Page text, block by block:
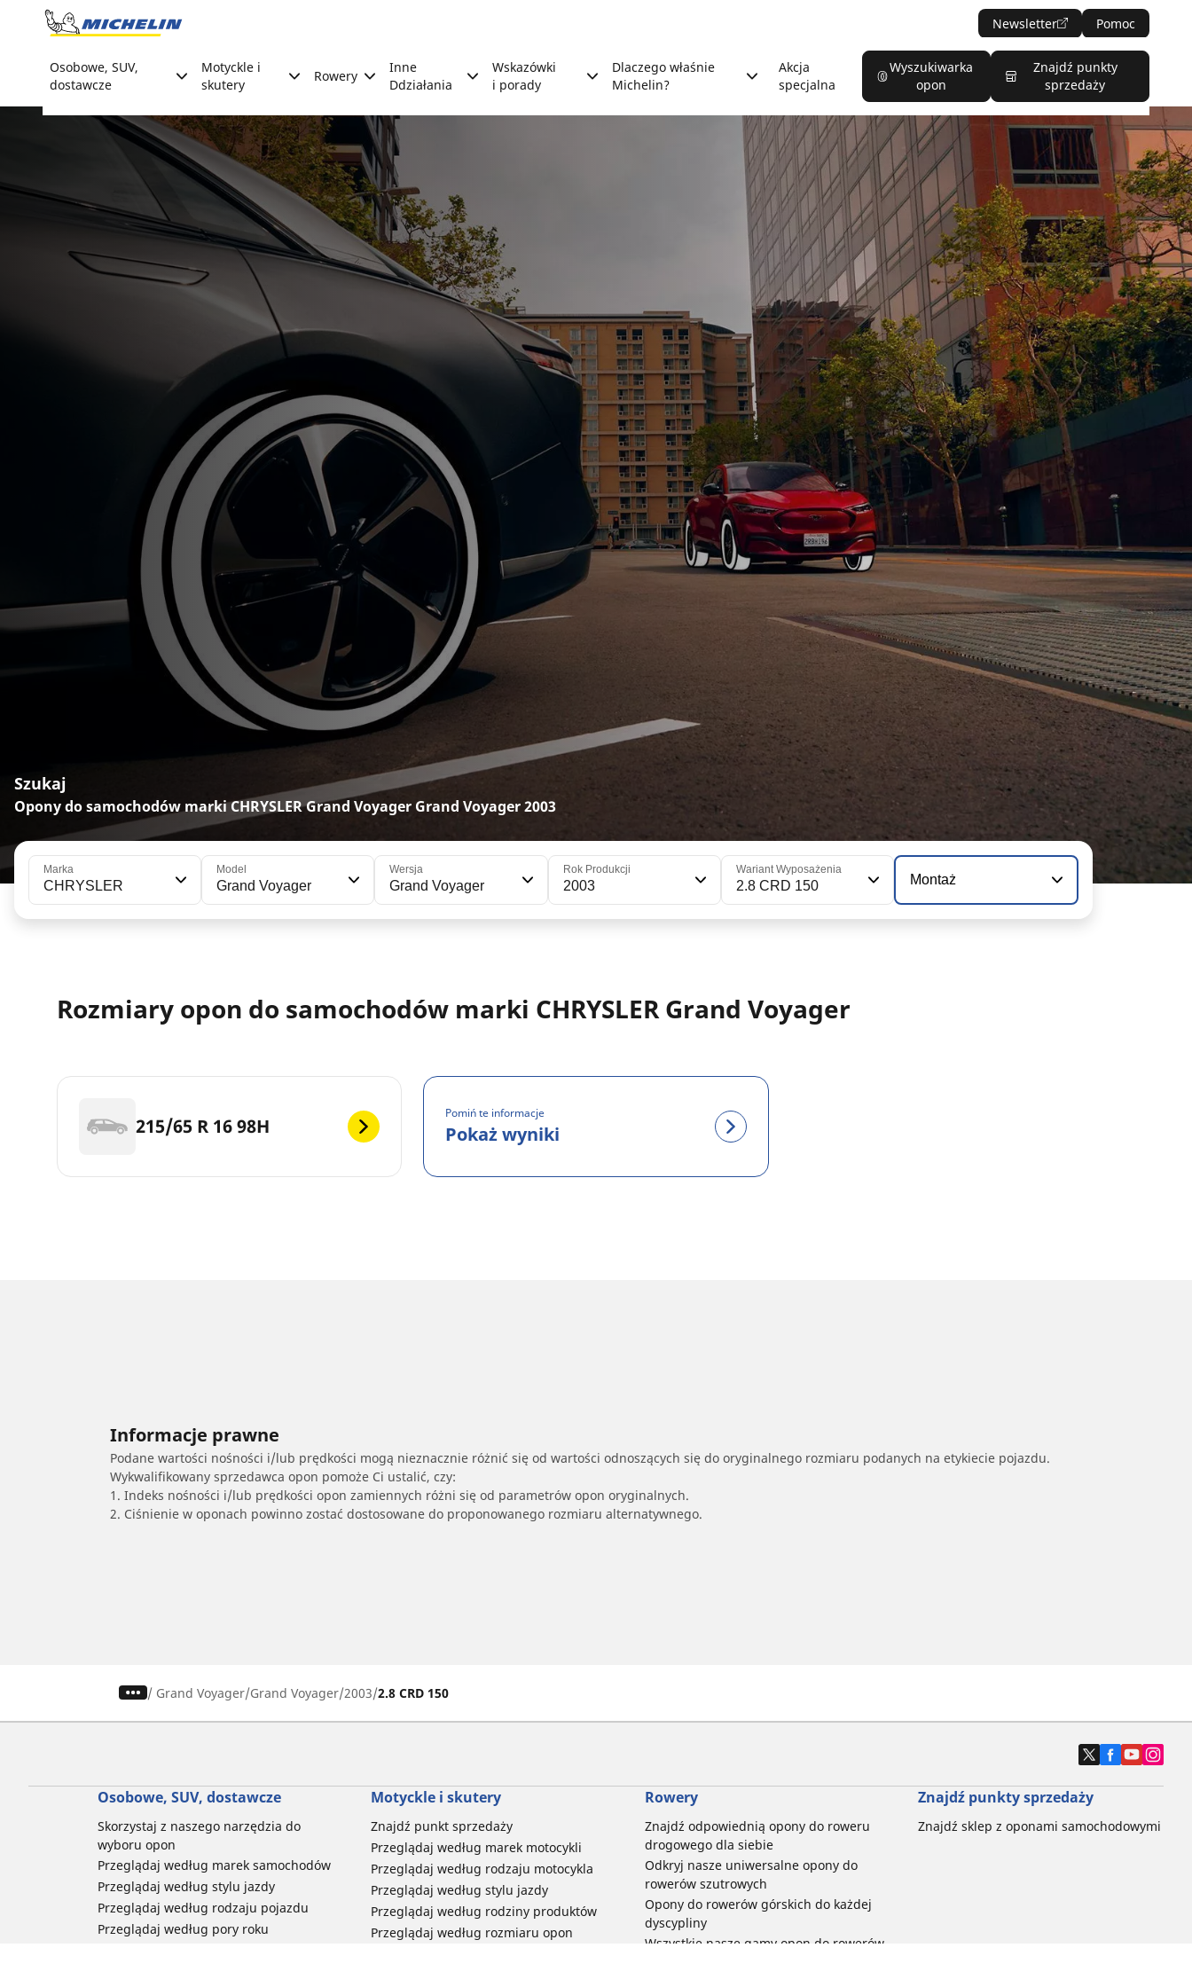
Go to page content
Newsletter Pomoc
Osobowe, SUV,
dostawcze
Motyckle i
skutery
Rowery
Inne
Ddziałania
Wskazówki
i porady
Dlaczego właśnie
Michelin?
Akcja
specjalna
Wyszukiwarka
opon
Znajdź punkty
sprzedaży
Szukaj
Opony do samochodów marki CHRYSLER Grand Voyager Grand Voyager 2003
Marka
CHRYSLER
Model
Grand Voyager
Wersja
Grand Voyager
Rok Produkcji
2003
Wariant Wyposażenia
2.8 CRD 150 Montaż
Rozmiary opon do samochodów marki CHRYSLER Grand Voyager
215/65 R 16 98H
Pomiń te informacje
Pokaż wyniki
Informacje prawne
Podane wartości nośności i/lub prędkości mogą nieznacznie różnić się od wartości odnoszących się do oryginalnego rozmiaru podanych na etykiecie pojazdu.
Wykwalifikowany sprzedawca opon pomoże Ci ustalić, czy:
1. Indeks nośności i/lub prędkości opon zamiennych różni się od parametrów opon oryginalnych.
2. Ciśnienie w oponach powinno zostać dostosowane do proponowanego rozmiaru alternatywnego.
/ Grand Voyager Grand Voyager 2003 2.8 CRD 150
Osobowe, SUV, dostawcze
Skorzystaj z naszego narzędzia do
wyboru opon
Przeglądaj według marek samochodów
Przeglądaj według stylu jazdy
Przeglądaj według rodzaju pojazdu
Przeglądaj według pory roku
Motyckle i skutery
Znajdź punkt sprzedaży
Przeglądaj według marek motocykli
Przeglądaj według rodzaju motocykla
Przeglądaj według stylu jazdy
Przeglądaj według rodziny produktów
Przeglądaj według rozmiaru opon
Rowery
Znajdź odpowiednią opony do roweru
drogowego dla siebie
Odkryj nasze uniwersalne opony do
rowerów szutrowych
Opony do rowerów górskich do każdej
dyscypliny
Wszystkie nasze gamy opon do rowerów
Znajdź punkty sprzedaży
Znajdź sklep z oponami samochodowymi